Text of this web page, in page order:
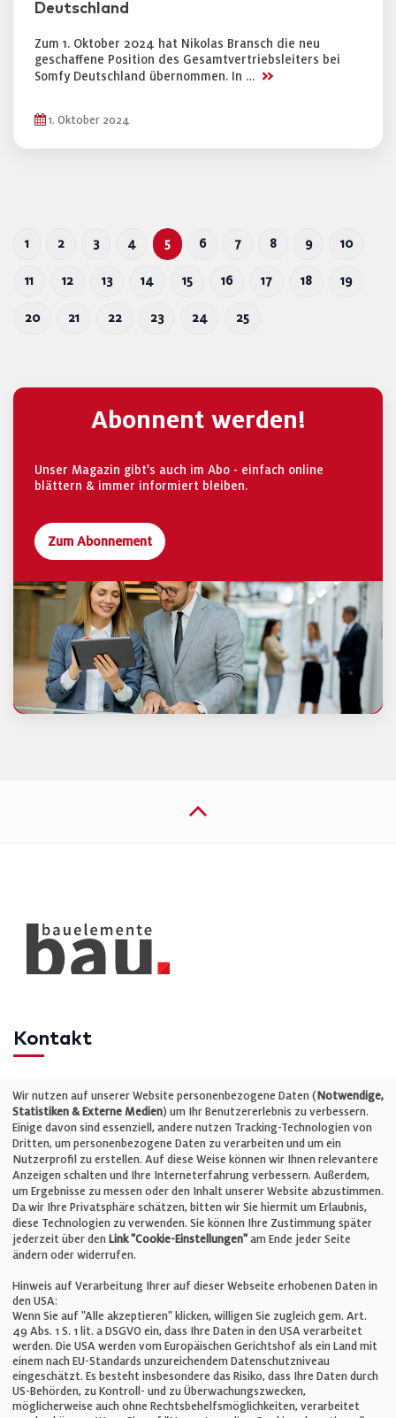
Deutschland
Zum 1. Oktober 2024 hat Nikolas Bransch die neu
geschaffene Position des Gesamtvertriebsleiters bei
Somfy Deutschland übernommen. In … >>
1. Oktober 2024
1 2 3 4 5 6 7 8 9 10
11 12 13 14 15 16 17 18 19
20 21 22 23 24 25
Abonnent werden!
Unser Magazin gibt's auch im Abo - einfach online
blättern & immer informiert bleiben.
Zum Abonnement
Kontakt
Telefon: +49 (0)711 2585563-0
E-Mail:info@bauelemente-bau.eu
Unternehmen
Impressum
Cookie-Einstellungen
AGB
Wir nutzen auf unserer Website personenbezogene Daten (Notwendige,
Statistiken & Externe Medien) um Ihr Benutzererlebnis zu verbessern.
Einige davon sind essenziell, andere nutzen Tracking-Technologien von
Dritten, um personenbezogene Daten zu verarbeiten und um ein
Nutzerprofil zu erstellen. Auf diese Weise können wir Ihnen relevantere
Anzeigen schalten und Ihre Interneterfahrung verbessern. Außerdem,
um Ergebnisse zu messen oder den Inhalt unserer Website abzustimmen.
Da wir Ihre Privatsphäre schätzen, bitten wir Sie hiermit um Erlaubnis,
diese Technologien zu verwenden. Sie können Ihre Zustimmung später
jederzeit über den Link "Cookie-Einstellungen" am Ende jeder Seite
ändern oder widerrufen.
Hinweis auf Verarbeitung Ihrer auf dieser Webseite erhobenen Daten in
den USA:
Wenn Sie auf "Alle akzeptieren" klicken, willigen Sie zugleich gem. Art.
49 Abs. 1 S. 1 lit. a DSGVO ein, dass Ihre Daten in den USA verarbeitet
werden. Die USA werden vom Europäischen Gerichtshof als ein Land mit
einem nach EU-Standards unzureichendem Datenschutzniveau
eingeschätzt. Es besteht insbesondere das Risiko, dass Ihre Daten durch
US-Behörden, zu Kontroll- und zu Überwachungszwecken,
möglicherweise auch ohne Rechtsbehelfsmöglichkeiten, verarbeitet